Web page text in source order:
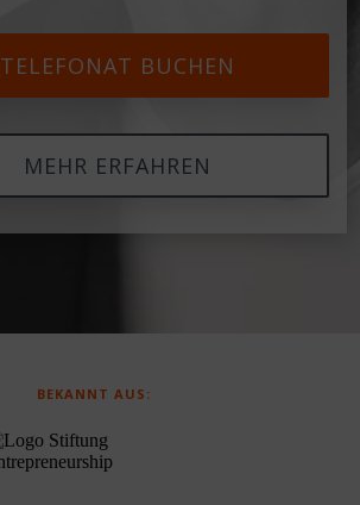
TELEFONAT BUCHEN
MEHR ERFAHREN
BEKANNT AUS: